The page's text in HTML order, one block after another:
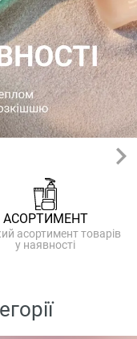
АСОРТИМЕНТ
асортимент товарів
у наявності